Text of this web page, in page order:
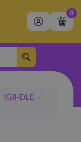
0
(G)I-DLE
/